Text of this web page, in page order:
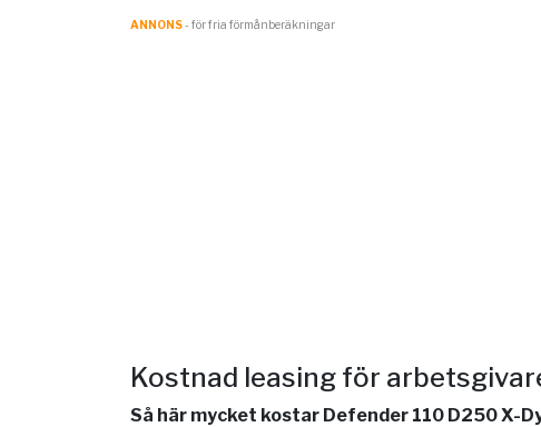
ANNONS- för fria förmånberäkningar
Kostnad leasing för
Så här mycket kostar Defender 110 D250 X-